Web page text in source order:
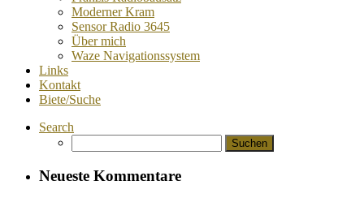
Moderner Kram
Sensor Radio 3645
Über mich
Waze Navigationssystem
Links
Kontakt
Biete/Suche
Search
nach:
Neueste Kommentare